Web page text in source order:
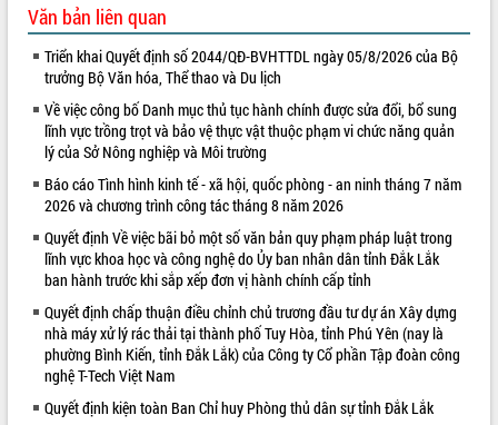
VIDEO
Không có file video nào để phát.
ALBUM ẢNH
Văn bản liên quan
Triển khai Quyết định số 2044/QĐ-BVHTTDL ngày 05/8/2026 của Bộ
trưởng Bộ Văn hóa, Thể thao và Du lịch
Về việc công bố Danh mục thủ tục hành chính được sửa đổi, bổ sung
lĩnh vực trồng trọt và bảo vệ thực vật thuộc phạm vi chức năng quản
lý của Sở Nông nghiệp và Môi trường
Báo cáo Tình hình kinh tế - xã hội, quốc phòng - an ninh tháng 7 năm
2026 và chương trình công tác tháng 8 năm 2026
Quyết định Về việc bãi bỏ một số văn bản quy phạm pháp luật trong
lĩnh vực khoa học và công nghệ do Ủy ban nhân dân tỉnh Đắk Lắk
ban hành trước khi sắp xếp đơn vị hành chính cấp tỉnh
Quyết định chấp thuận điều chỉnh chủ trương đầu tư dự án Xây dựng
nhà máy xử lý rác thải tại thành phố Tuy Hòa, tỉnh Phú Yên (nay là
phường Bình Kiến, tỉnh Đắk Lắk) của Công ty Cổ phần Tập đoàn công
nghệ T-Tech Việt Nam
Quyết định kiện toàn Ban Chỉ huy Phòng thủ dân sự tỉnh Đắk Lắk